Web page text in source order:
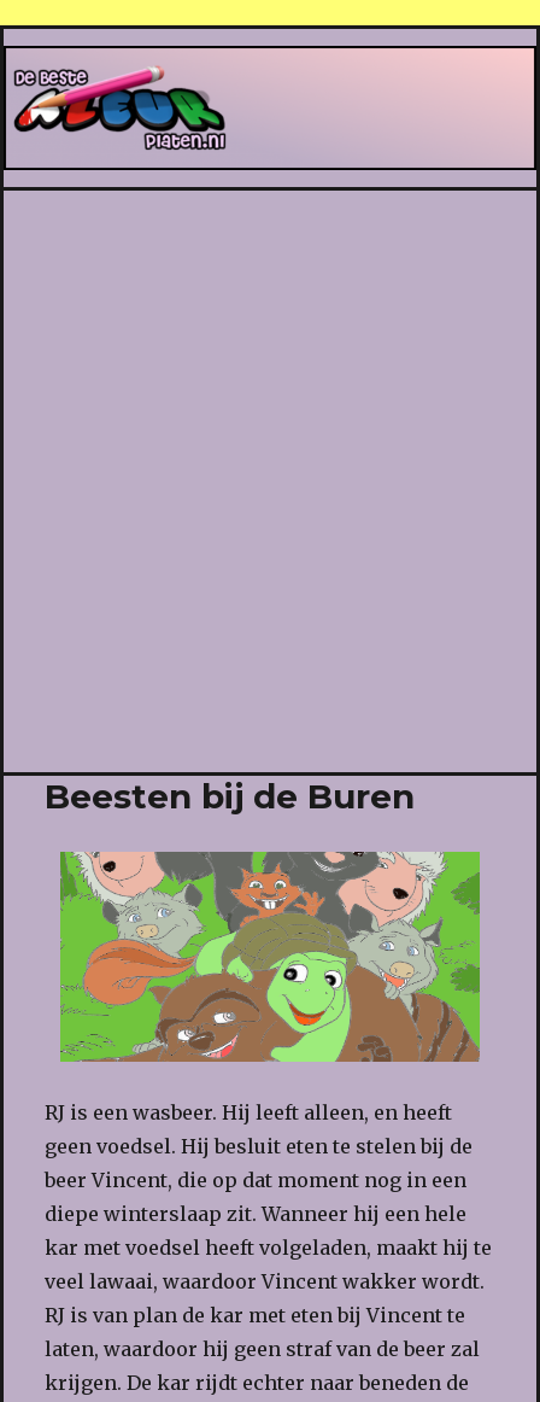
De Beste Kleurplaten
Beesten bij de Buren
RJ is een wasbeer. Hij leeft alleen, en heeft
geen voedsel. Hij besluit eten te stelen bij de
beer Vincent, die op dat moment nog in een
diepe winterslaap zit. Wanneer hij een hele
kar met voedsel heeft volgeladen, maakt hij te
veel lawaai, waardoor Vincent wakker wordt.
RJ is van plan de kar met eten bij Vincent te
laten, waardoor hij geen straf van de beer zal
krijgen. De kar rijdt echter naar beneden de